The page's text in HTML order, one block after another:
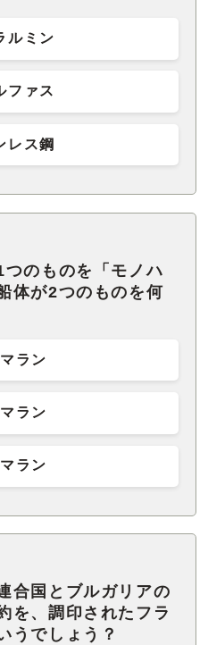
ルミン
ファス
レス鋼
のものを「モノハ
体が2つのものを何
ラン
ラン
ラン
合国とブルガリアの
を、調印されたフラ
うでしょう？